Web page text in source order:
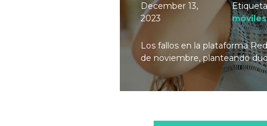
December 13,
2023
móviles
Los fallos en la plataforma
de noviembre, planteando